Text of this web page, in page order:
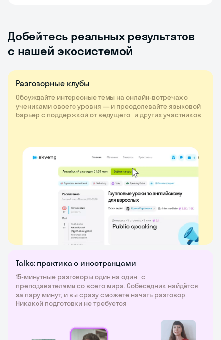
Добейтесь реальных результатов
с нашей экосистемой
Разговорные клубы
Обсуждайте интересные темы на онлайн-встречах с
учениками своего уровня — и преодолевайте языковой
барьер с поддержкой от ведущего и других участников
Talks: практика с иностранцами
15-минутные разговоры один на один с
преподавателями со всего мира. Собеседник найдётся
за пару минут, и вы сразу сможете начать разговор.
Никакой подготовки не требуется